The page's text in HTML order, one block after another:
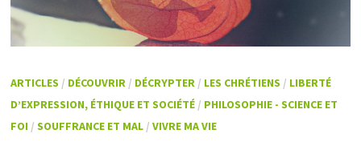
ARTICLES / DÉCOUVRIR / DÉCRYPTER / LES CHRÉTIENS / LIBERTÉ
D’EXPRESSION, ÉTHIQUE ET SOCIÉTÉ / PHILOSOPHIE - SCIENCE ET
FOI /SOUFFRANCE ET MAL /VIVRE MA VIE